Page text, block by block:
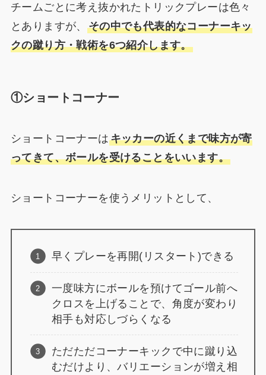
チームごとに考え抜かれたトリックプレーは色々
とありますが、 その中でも代表的なコーナーキッ
クの蹴り方・戦術を6つ紹介します。
①ショートコーナー
ショートコーナーはキッカーの近くまで味方が寄
ってきて、ボールを受けることをいいます。
ショートコーナーを使うメリットとして、
早くプレーを再開(リスタート)できる
一度味方にボールを預けてゴール前へ
クロスを上げることで、角度が変わり
相手も対応しづらくなる
ただただコーナーキックで中に蹴り込
むだけより、バリエーションが増え相